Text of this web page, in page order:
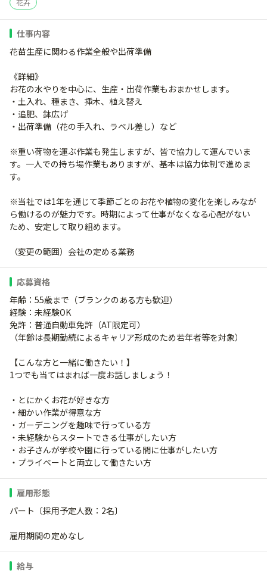
花卉
仕事内容
花苗生産に関わる作業全般や出荷準備
《詳細》
お花の水やりを中心に、生産・出荷作業もおまかせします。
・土入れ、種まき、挿木、植え替え
・追肥、鉢広げ
・出荷準備（花の手入れ、ラベル差し）など
※重い荷物を運ぶ作業も発生しますが、皆で協力して運んでいま
す。一人での持ち場作業もありますが、基本は協力体制で進めま
す。
※当社では1年を通じて季節ごとのお花や植物の変化を楽しみなが
ら働けるのが魅力です。時期によって仕事がなくなる心配がない
ため、安定して取り組めます。
（変更の範囲）会社の定める業務
応募資格
年齢：55歳まで（ブランクのある方も歓迎）
経験：未経験OK
免許：普通自動車免許（AT限定可）
（年齢は長期勤続によるキャリア形成のため若年者等を対象）
【こんな方と一緒に働きたい！】
1つでも当てはまれば一度お話しましょう！
・とにかくお花が好きな方
・細かい作業が得意な方
・ガーデニングを趣味で行っている方
・未経験からスタートできる仕事がしたい方
・お子さんが学校や園に行っている間に仕事がしたい方
・プライベートと両立して働きたい方
雇用形態
パート〔採用予定人数：2名〕
雇用期間の定めなし
給与